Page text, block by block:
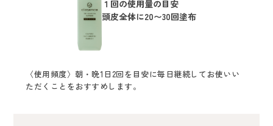
１回の使用量の目安
頭皮全体に20〜30回塗布
〈使用頻度〉朝・晩1日2回を目安に毎日継続してお使いい
ただくことをおすすめします。